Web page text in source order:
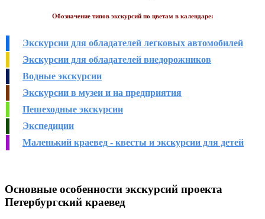
Обозначение типов экскурсий по цветам в календаре:
Экскурсии для обладателей легковых автомобилей
Экскурсии для обладателей внедорожников
Водные экскурсии
Экскурсии в музеи и на предприятия
Пешеходные экскурсии
Экспедиции
Маленький краевед - квесты и экскурсии для детей
Основные особенности экскурсий проекта
Петербургский краевед